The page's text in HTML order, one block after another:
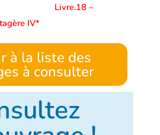
Livre.18 –
IV*
à la liste des
à consulter